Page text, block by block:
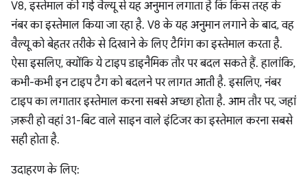
V8, इस्तेमाल की गई वैल्यू से यह अनुमान लगाता है कि किस तरह के
नंबर का इस्तेमाल किया जा रहा है. V8 के यह अनुमान लगाने के बाद, वह
वैल्यू को बेहतर तरीके से दिखाने के लिए टैगिंग का इस्तेमाल करता है.
ऐसा इसलिए, क्योंकि ये टाइप डाइनैमिक तौर पर बदल सकते हैं. हालांकि,
कभी-कभी इन टाइप टैग को बदलने पर लागत आती है. इसलिए, नंबर
टाइप का लगातार इस्तेमाल करना सबसे अच्छा होता है. आम तौर पर, जहां
ज़रूरी हो वहां 31-बिट वाले साइन वाले इंटिजर का इस्तेमाल करना सबसे
सही होता है.
उदाहरण के लिए: